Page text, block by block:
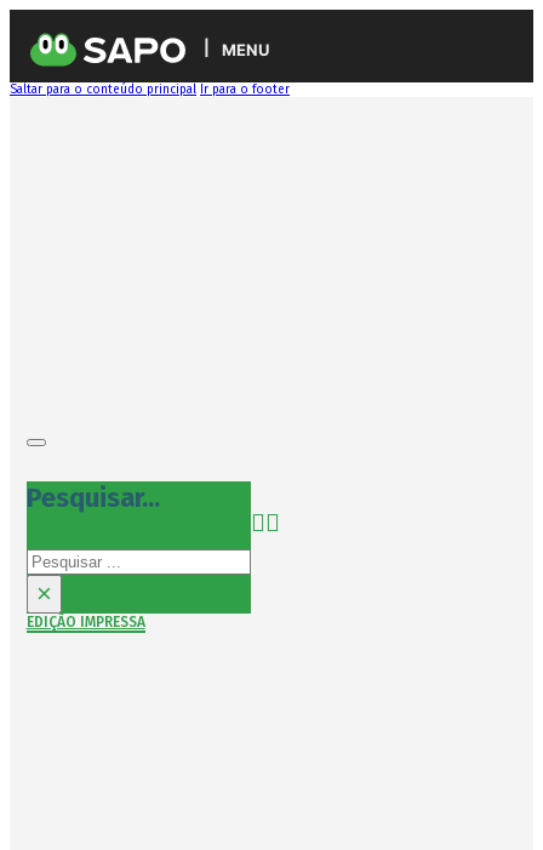
MENU
Saltar para o conteúdo principal Ir para o footer
Pesquisar...
Pesquisar
×
EDIÇÃO IMPRESSA